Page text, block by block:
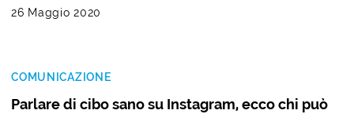
26 Maggio 2020
COMUNICAZIONE
Parlare di cibo sano su Instagram, ecco chi può